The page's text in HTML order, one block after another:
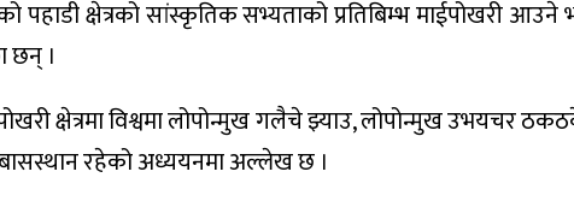
पहाडी क्षेत्रको सांस्कृतिक सभ्यताको प्रतिबिम्भ माईपोखरी
छन् ।
क्षेत्रमा विश्वमा लोपोन्मुख गलैचे झ्याउ, लोपोन्मुख उभयचर
रहेको अध्ययनमा अल्लेख छ ।